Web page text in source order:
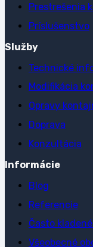
Prestrešenia
Príslušenstvo
Služby
Technické
Modifikácia
Opravy
Doprava
Konzultácia
Informácie
Blog
Referencie
Často
Všeobecné